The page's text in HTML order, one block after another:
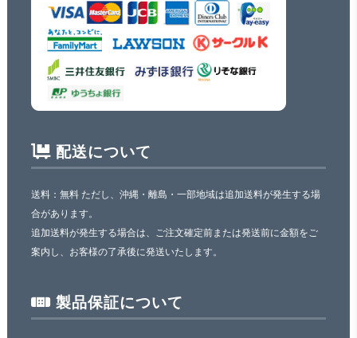
配送について
送料：無料 ただし、沖縄・離島・一部地域は追加送料が発生する場
合があります。
追加送料が発生する場合は、ご注文確定前または発送前に金額をご
案内し、お客様の了承後に発送いたします。
製品保証について